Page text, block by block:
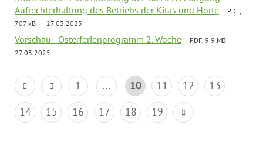
Aufrechterhaltung des Betriebs der Kitas und Horte
PDF,
707 kB
27.03.2025
Vorschau - Osterferienprogramm 2. Woche
PDF, 9.9 MB
27.03.2025
1 ... 10 11 12
13
14
15 16 17 18 19